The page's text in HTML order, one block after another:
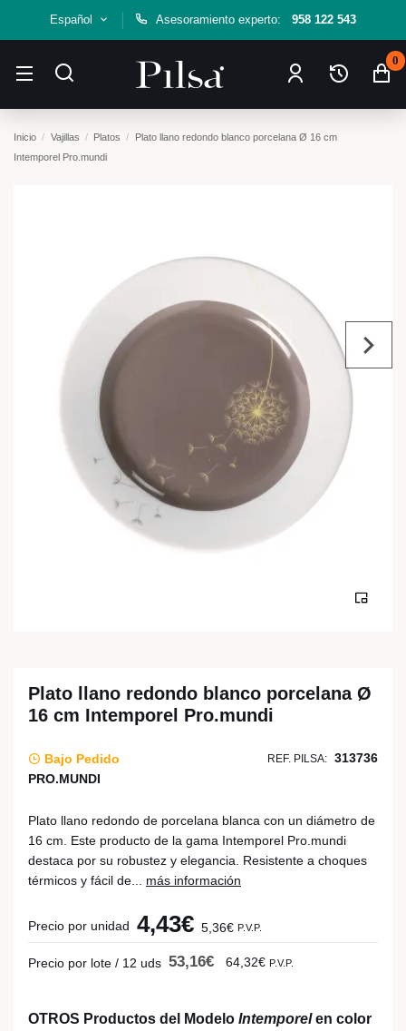
Español Asesoramiento experto: 958 122 543
0
Inicio Vajillas Platos
Plato llano redondo blanco porcelana Ø 16 cm
Intemporel Pro.mundi
Plato llano redondo blanco porcelana Ø
16 cm Intemporel Pro.mundi
Bajo Pedido REF. PILSA: 313736
PRO.MUNDI
Plato llano redondo de porcelana blanca con un diámetro de
16 cm. Este producto de la gama Intemporel Pro.mundi
destaca por su robustez y elegancia. Resistente a choques
térmicos y fácil de... más información
Precio por unidad 4,43€ 5,36€ P.V.P.
Precio por lote / 12 uds 53,16€ 64,32€ P.V.P.
OTROS Productos del Modelo Intemporelen color